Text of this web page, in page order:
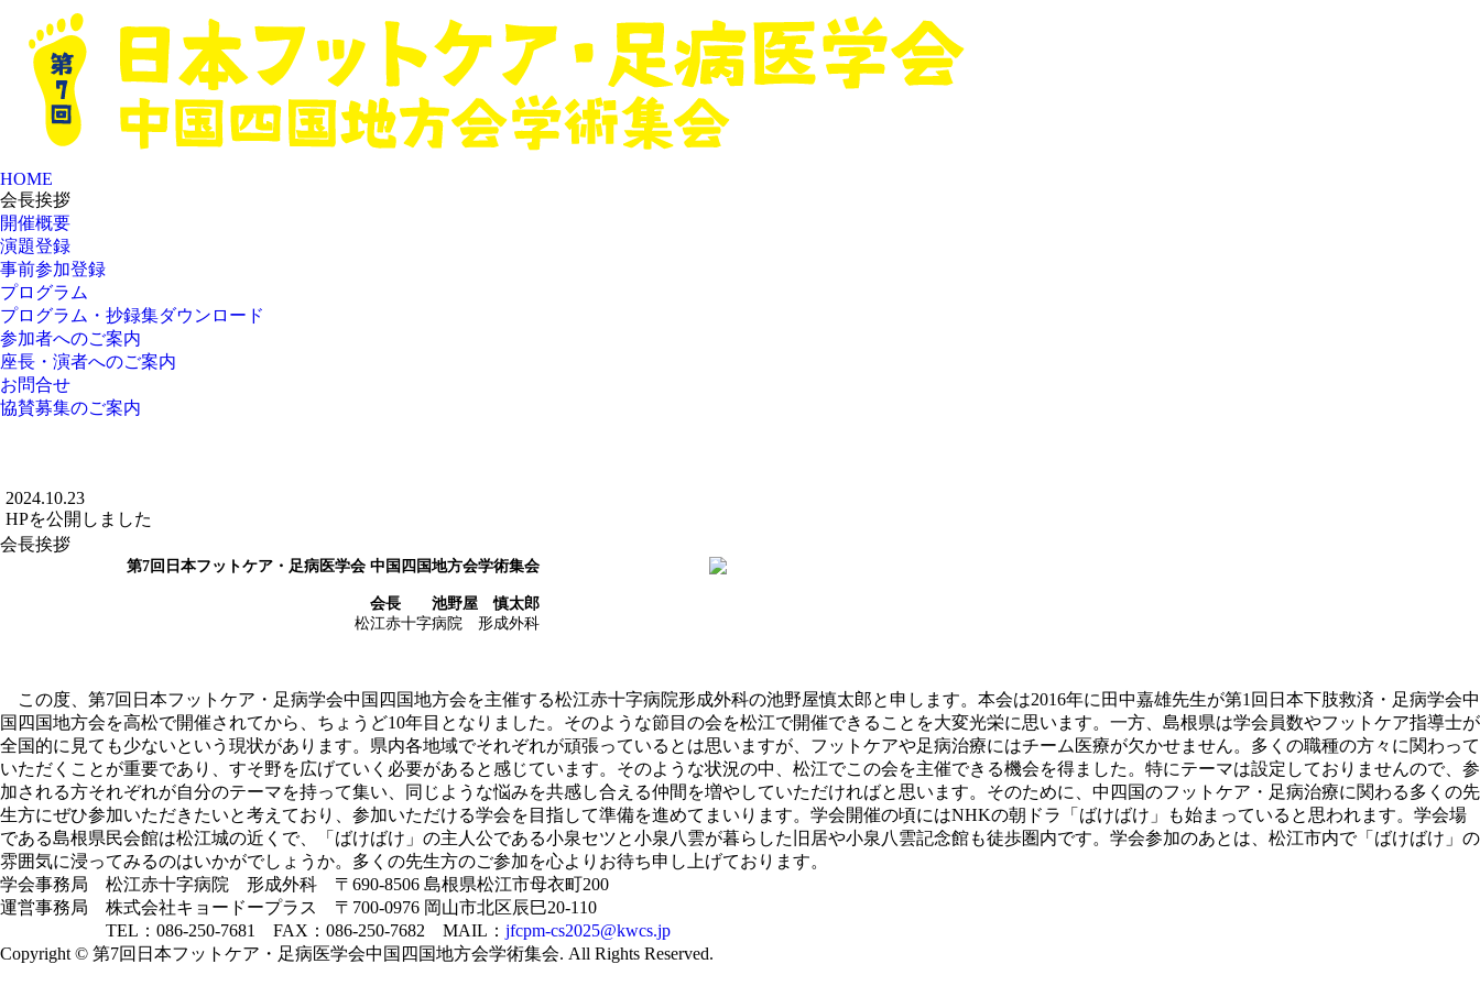
HOME
会長挨拶
開催概要
演題登録
事前参加登録
プログラム
プログラム・抄録集ダウンロード
参加者へのご案内
座長・演者へのご案内
お問合せ
協賛募集のご案内
2024.10.23
HPを公開しました
会長挨拶
第7回日本フットケア・足病医学会 中国四国地方会学術集会
会長 池野屋 慎太郎
松江赤十字病院 形成外科
この度、第7回日本フットケア・足病学会中国四国地方会を主催する松江赤十字病院形成外科の池野屋慎太郎と申します。本会は2016年に田中嘉雄先生が第1回日本下肢救済・足病学会中
国四国地方会を高松で開催されてから、ちょうど10年目となりました。そのような節目の会を松江で開催できることを大変光栄に思います。一方、島根県は学会員数やフットケア指導士が
全国的に見ても少ないという現状があります。県内各地域でそれぞれが頑張っているとは思いますが、フットケアや足病治療にはチーム医療が欠かせません。多くの職種の方々に関わって
いただくことが重要であり、すそ野を広げていく必要があると感じています。そのような状況の中、松江でこの会を主催できる機会を得ました。特にテーマは設定しておりませんので、参
加される方それぞれが自分のテーマを持って集い、同じような悩みを共感し合える仲間を増やしていただければと思います。そのために、中四国のフットケア・足病治療に関わる多くの先
生方にぜひ参加いただきたいと考えており、参加いただける学会を目指して準備を進めてまいります。学会開催の頃にはNHKの朝ドラ「ばけばけ」も始まっていると思われます。学会場
である島根県民会館は松江城の近くで、「ばけばけ」の主人公である小泉セツと小泉八雲が暮らした旧居や小泉八雲記念館も徒歩圏内です。学会参加のあとは、松江市内で「ばけばけ」の
雰囲気に浸ってみるのはいかがでしょうか。多くの先生方のご参加を心よりお待ち申し上げております。
学会事務局 松江赤十字病院 形成外科 〒690-8506 島根県松江市母衣町200
運営事務局 株式会社キョードープラス 〒700-0976 岡山市北区辰巳20-110
TEL：086-250-7681 FAX：086-250-7682 MAIL： jfcpm-cs2025@kwcs.jp
Copyright © 第7回日本フットケア・足病医学会中国四国地方会学術集会. All Rights Reserved.